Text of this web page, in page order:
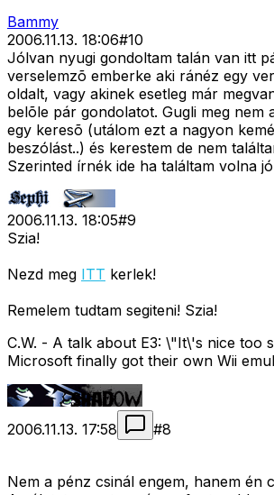
Bammy
2006.11.13. 18:06#10
Jólvan nyugi gondoltam talán van itt
verselemzõ emberke aki ránéz egy
oldalt, vagy akinek esetleg már
belõle pár gondolatot. Gugli meg nem
egy keresõ (utálom ezt a nagyon
beszólást..) és kerestem de nem
Szerinted írnék ide ha találtam volna
2006.11.13. 18:05#9
Szia!
Nezd meg ITT kerlek!
Remelem tudtam segiteni! Szia!
C.W. - A talk about E3: \"It\'s nice too
Microsoft finally got their own Wii
2006.11.13. 17:58 #8
Nem a pénz csinál engem, hanem én